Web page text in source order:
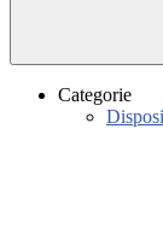
Categorie